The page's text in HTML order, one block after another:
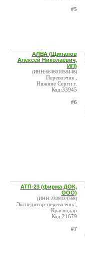
#5
АЛВА (Щипанов
Алексей Николаевич,
ИП)
(ИНН:664601058448)
Перевозчик ,
Нижние Серги г.
Код:33945
#6
АТП-23 (фирма ДОК,
ООО)
(ИНН:2308034768)
Экспедитор-перевозчик ,
Краснодар
Код:21679
#7